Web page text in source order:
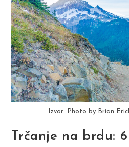
Izvor: Photo by Brian
Trčanje na brdu: